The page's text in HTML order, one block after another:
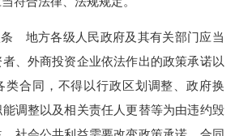
地方各级人民政府及其有关部门应当
、外商投资企业依法作出的政策承诺以
类合同，不得以行政区划调整、政府换
调整以及相关责任人更替等为由违约毁